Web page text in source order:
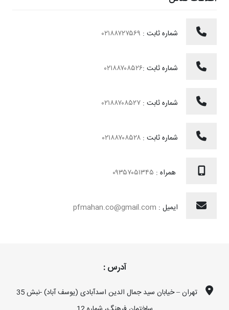
شماره ثابت :
شماره ثابت :۰۲۱۸۸۷۰۸۵۲۶
شماره ثابت :
شماره ثابت :
همراه :
ایمیل : pfmahan.co@gmail.com
آدرس :
تهران – خیابان سید جمال الدین اسدآبادی (یوسف آباد) -نبش 35